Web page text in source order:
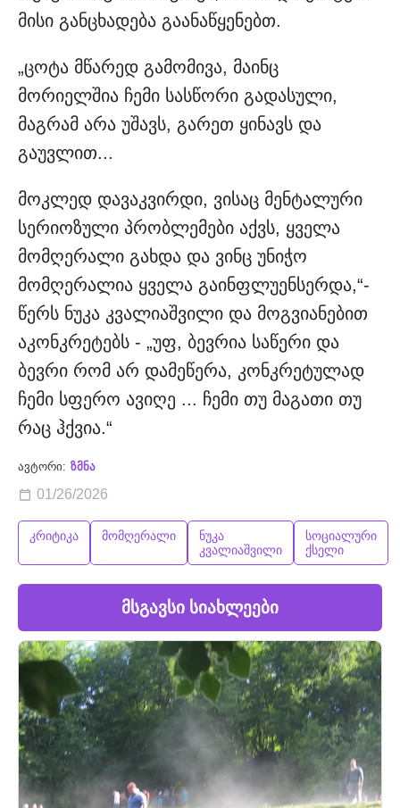
მისი განცხადება გაანაწყენებთ.
„ცოტა მწარედ გამომივა, მაინც
მორიელშია ჩემი სასწორი გადასული,
მაგრამ არა უშავს, გარეთ ყინავს და
გაუვლით...
მოკლედ დავაკვირდი, ვისაც მენტალური
სერიოზული პრობლემები აქვს, ყველა
მომღერალი გახდა და ვინც უნიჭო
მომღერალია ყველა გაინფლუენსერდა,“-
წერს ნუკა კვალიაშვილი და მოგვიანებით
აკონკრეტებს - „უფ, ბევრია საწერი და
ბევრი რომ არ დამეწერა, კონკრეტულად
ჩემი სფერო ავიღე ... ჩემი თუ მაგათი თუ
რაც ჰქვია.“
ავტორი: ზმნა
01/26/2026
კრიტიკა მომღერალი
ნუკა
კვალიაშვილი
სოციალური
ქსელი
მსგავსი სიახლეები